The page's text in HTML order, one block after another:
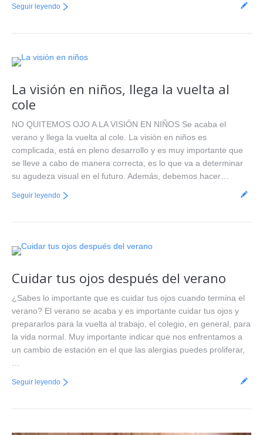
Seguir leyendo
La visión en niños, llega la vuelta al
cole
NO QUITEMOS OJO A LA VISIÓN EN NIÑOS Se acaba el
verano y llega la vuelta al cole. La visión en niños es
complicada, está en pleno desarrollo y es muy importante que
se lleve a cabo de manera correcta, es lo que va a determinar
su agudeza visual en el futuro. Además, debemos hacer…
Seguir leyendo
Cuidar tus ojos después del verano
¿Sabes lo importante que es cuidar tus ojos cuando termina el
verano? El verano se acaba y es importante cuidar tus ojos y
prepararlos para la vuelta al trabajo, el colegio, en general, para
la vida normal. Muy importante indicar que nos enfrentamos a
un cambio de estación en el que las alergias puedes proliferar,
…
Seguir leyendo